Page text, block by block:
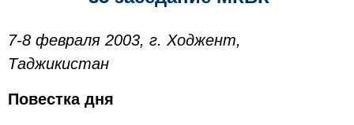
7-8 февраля 2003, г. Ходжент,
Таджикистан
Повестка дня